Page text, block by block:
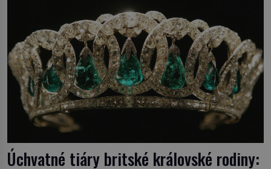
ruce. Ještě v prvních letech nové republiky fungoval kvůli
nedostatku zboží přídělový systém. […]
Úchvatné tiáry britské královské rodiny: